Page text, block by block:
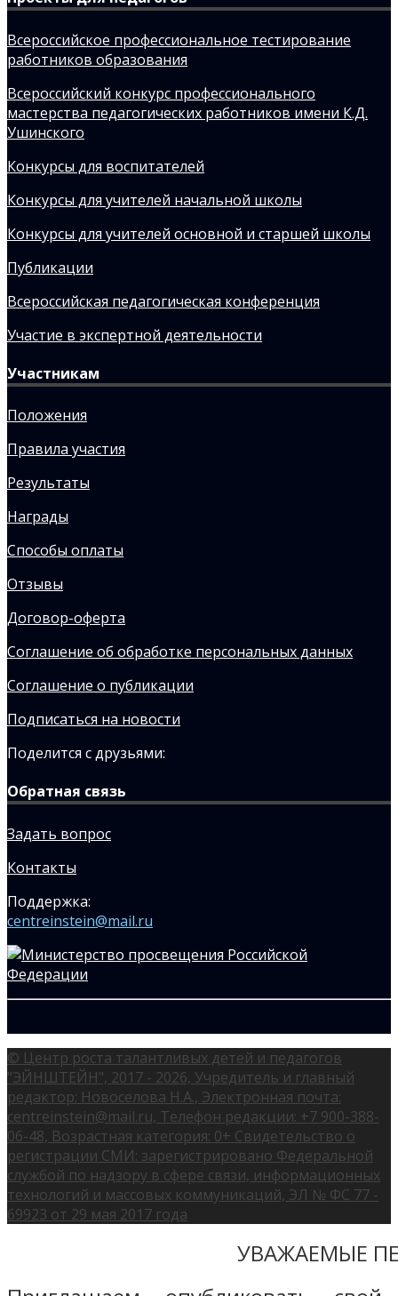
Всероссийское профессиональное тестирование
работников образования
Всероссийский конкурс профессионального
мастерства педагогических работников имени К.Д.
Ушинского
Конкурсы для воспитателей
Конкурсы для учителей начальной школы
Конкурсы для учителей основной и старшей школы
Публикации
Всероссийская педагогическая конференция
Участие в экспертной деятельности
Участникам
Положения
Правила участия
Результаты
Награды
Способы оплаты
Отзывы
Договор-оферта
Соглашение об обработке персональных данных
Соглашение о публикации
Подписаться на новости
Поделится с друзьями:
Обратная связь
Задать вопрос
Контакты
Поддержка:
centreinstein@mail.ru
© Центр роста талантливых детей и педагогов
"ЭЙНШТЕЙН", 2017 - 2026, Учредитель и главный
редактор: Новоселова Н.А., Электронная почта:
centreinstein@mail.ru, Телефон редакции: +7 900-388-
06-48, Возрастная категория: 0+ Свидетельство о
регистрации СМИ: зарегистрировано Федеральной
службой по надзору в сфере связи, информационных
технологий и массовых коммуникаций, ЭЛ № ФС 77 -
69923 от 29 мая 2017 года
УВАЖАЕМЫЕ